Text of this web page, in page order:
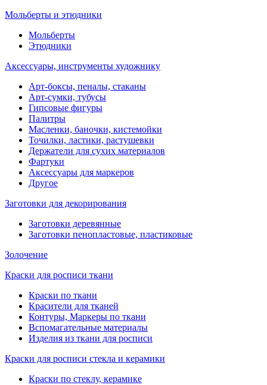
Мольберты и этюдники
Мольберты
Этюдники
Аксессуары, инструменты художнику
Арт-боксы, пеналы, стаканы
Арт-сумки, тубусы
Гипсовые фигуры
Палитры
Масленки, баночки, кистемойки
Точилки, ластики, растушевки
Держатели для сухих материалов
Фартуки
Аксессуары для маркеров
Другое
Заготовки для декорирования
Заготовки деревянные
Заготовки пенопластовые, пластиковые
Золочение
Краски для росписи ткани
Краски по ткани
Красители для тканей
Контуры, Маркеры по ткани
Вспомагательные материалы
Изделия из ткани для росписи
Краски для росписи стекла и керамики
Краски по стеклу, керамике